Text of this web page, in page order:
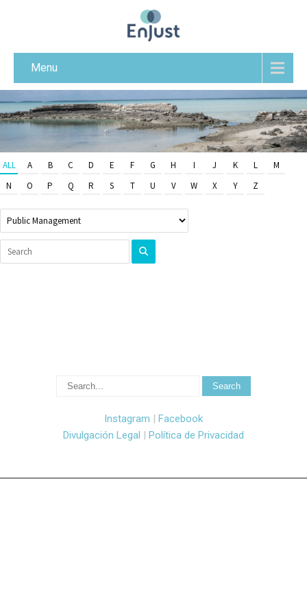
Menu
ALL A B C D E F G H I J K L
M
N
O P Q R S T U V W X Y Z
Instagram | Facebook
Divulgación Legal | Política de Privacidad